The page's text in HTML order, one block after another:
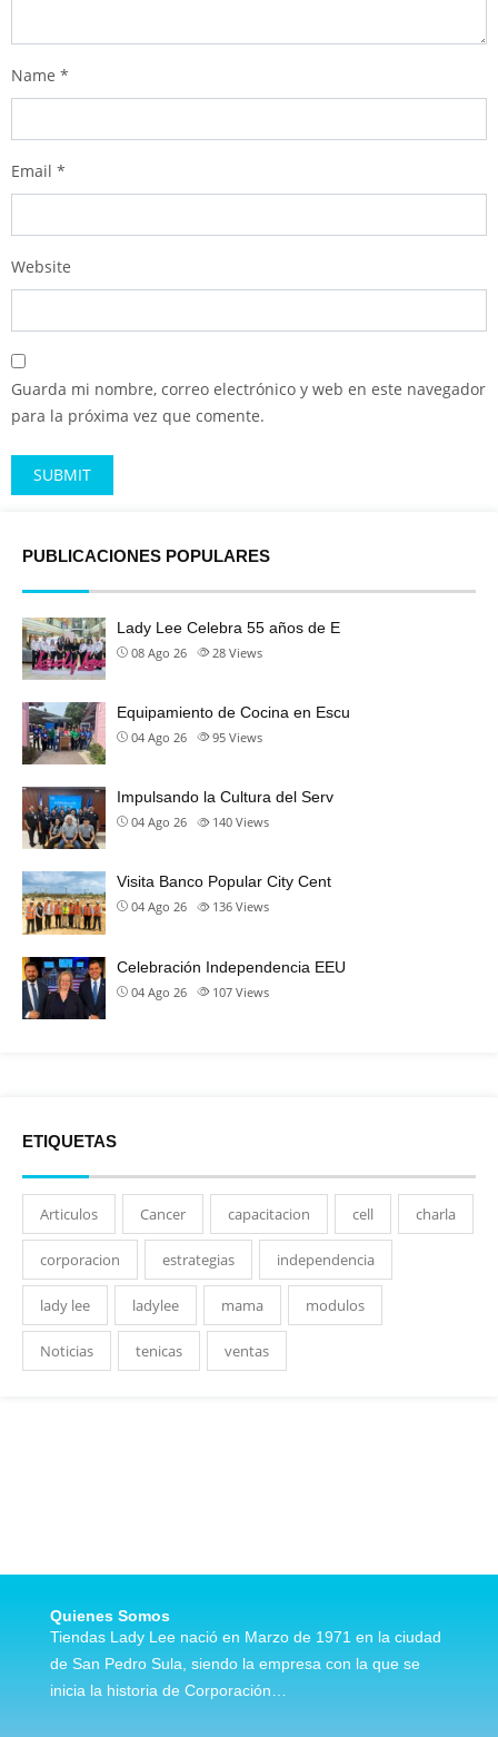
Name *
Email *
Website
Guarda mi nombre, correo electrónico y web en este navegador
para la próxima vez que comente.
PUBLICACIONES POPULARES
Lady Lee Celebra 55 años de E
08 Ago 26 28 Views
Equipamiento de Cocina en Escu
04 Ago 26 95 Views
Impulsando la Cultura del Serv
04 Ago 26 140 Views
Visita Banco Popular City Cent
04 Ago 26 136 Views
Celebración Independencia EEU
04 Ago 26 107 Views
ETIQUETAS
Articulos Cancer capacitacion cell charla
corporacion estrategias independencia
lady lee ladylee mama modulos
Noticias tenicas ventas
Quienes Somos
Tiendas Lady Lee nació en Marzo de 1971 en la ciudad
de San Pedro Sula, siendo la empresa con la que se
inicia la historia de Corporación…